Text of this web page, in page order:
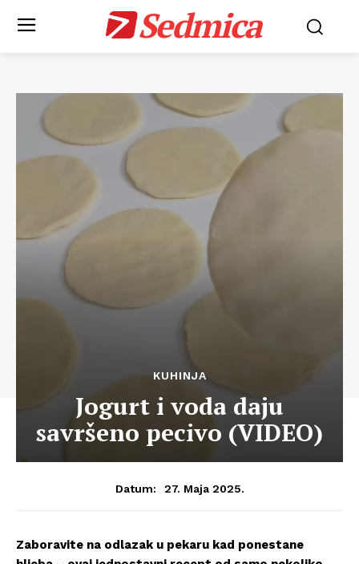
Sedmica
KUHINJA
Jogurt i voda daju
savršeno pecivo (VIDEO)
Datum: 27. Maja 2025.
Zaboravite na odlazak u pekaru kad ponestane